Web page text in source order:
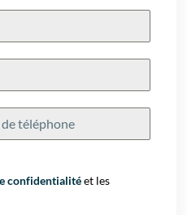
confidentialitéet les